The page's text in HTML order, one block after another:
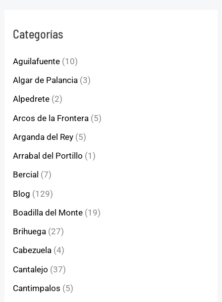
Categorías
Aguilafuente (10)
Algar de Palancia (3)
Alpedrete (2)
Arcos de la Frontera (5)
Arganda del Rey (5)
Arrabal del Portillo (1)
Bercial (7)
Blog (129)
Boadilla del Monte (19)
Brihuega (27)
Cabezuela (4)
Cantalejo (37)
Cantimpalos (5)